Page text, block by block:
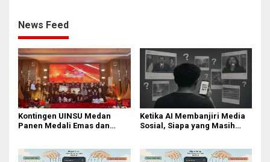
News Feed
Kontingen UINSU Medan
Panen Medali Emas dan
Ketika AI Membanjiri Media
Sosial, Siapa yang Masih